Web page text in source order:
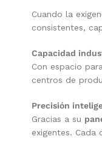
Cuando la
consistentes,
Capacidad
Con espacio para
centros de
Precisión
Gracias a su
exigentes.